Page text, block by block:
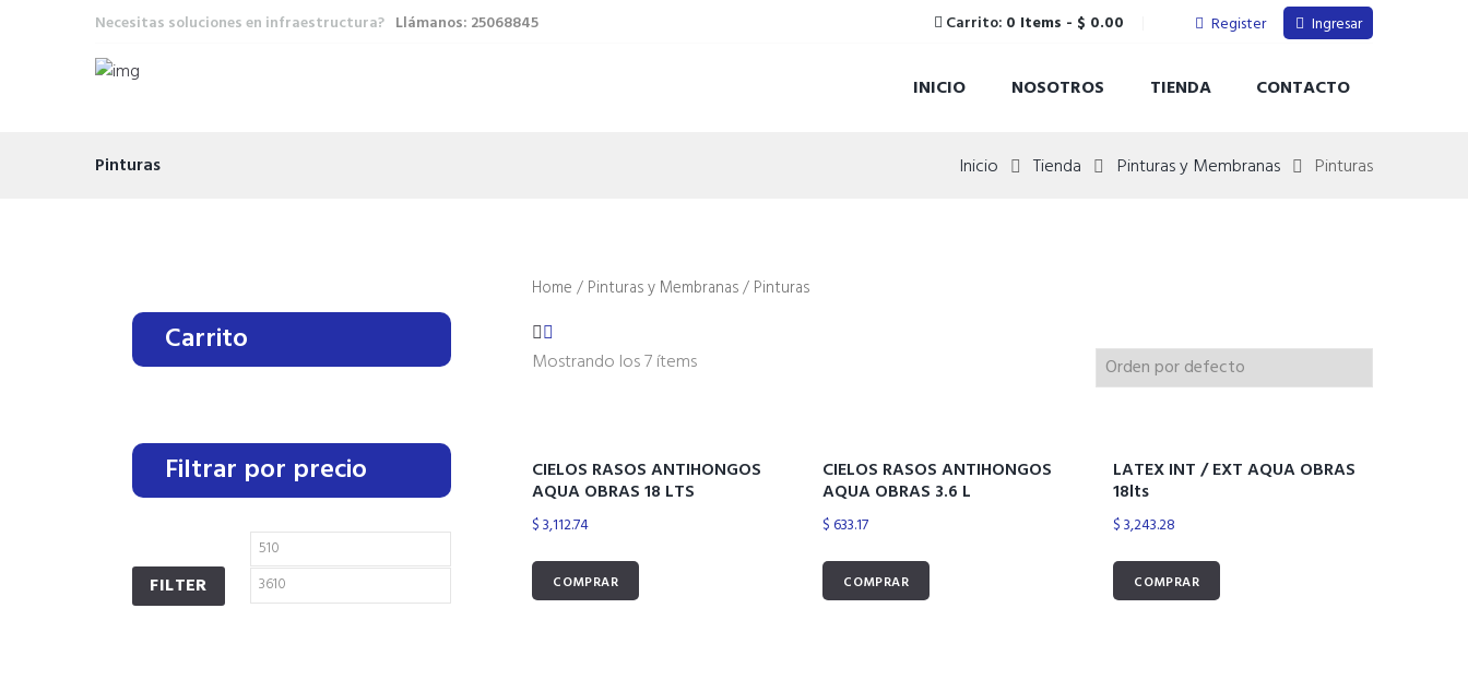
Necesitas soluciones en infraestructura? Llámanos: 25068845 Carrito: 0 Items - $ 0.00 Register Ingresar
INICIO NOSOTROS TIENDA CONTACTO
Pinturas Inicio Tienda Pinturas y Membranas Pinturas
Home / Pinturas y Membranas/ Pinturas
Mostrando los 7 ítems
CIELOS RASOS ANTIHONGOS
AQUA OBRAS 18 LTS
$3,112.74
COMPRAR
CIELOS RASOS ANTIHONGOS
AQUA OBRAS 3.6 L
$633.17
COMPRAR
LATEX INT / EXT AQUA OBRAS
18lts
$3,243.28
COMPRAR
Carrito
Filtrar por precio
FILTER